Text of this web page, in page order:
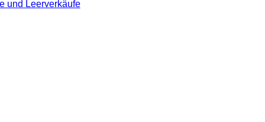
und Leerverkäufe